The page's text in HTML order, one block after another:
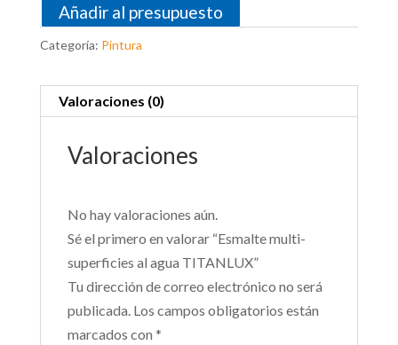
Añadir al presupuesto
Categoría: Pintura
Valoraciones (0)
Valoraciones
No hay valoraciones aún.
Sé el primero en valorar “Esmalte multi-
superficies al agua TITANLUX”
Tu dirección de correo electrónico no será
publicada. Los campos obligatorios están
marcados con *